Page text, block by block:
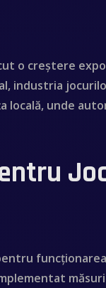
o creștere
industria
locală, unde